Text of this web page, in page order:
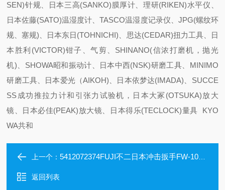
SEN)针规、日本三高(SANKO)膜厚计、理研(RIKEN)水平仪、
日本佐藤(SATO)温湿度计、TASCO温湿度记录仪、JPG(螺纹环
规、塞规)、日本东日(TOHNICHI)、思达(CEDAR)扭力工具、日
本胜利(VICTOR)钳子、气剪、SHINANO(信浓打磨机，抛光
机)、SHOWA昭和振动计、日本中西(NSK)研磨工具、MINIMO
研磨工具、日本爱光（AIKOH)、日本依梦达(IMADA)、SUCCE
SS成功推拉力计和引张力试验机，日本大冢(OTSUKA)放大
镜、日本必佳(PEAK)放大镜、日本得乐(TECLOCK)量具 KYO
WA共和
上一个：5412072374FUJI不二日本冲击扳手FW-10SX-5 P高扭矩
返回列表